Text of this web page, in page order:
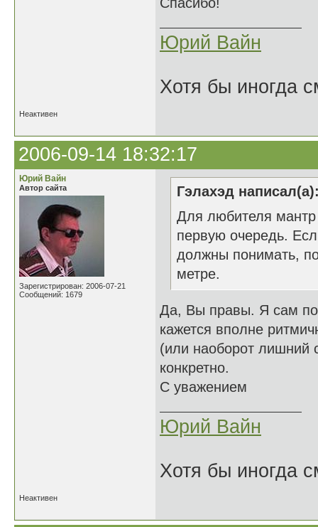
Юрий Вайн
Хотя бы иногда
Неактивен
2006-09-14 18:32:17
Юрий Вайн
Автор сайта
Зарегистрирован: 2006-07-21
Сообщений: 1679
Гэлахэд
Для любителя мантр
первую очередь.
должны понимать,
метре.
Да, Вы правы. Я сам
кажется вполне
(или наоборот лишний
конкретно.
С уважением
Юрий Вайн
Хотя бы иногда
Неактивен